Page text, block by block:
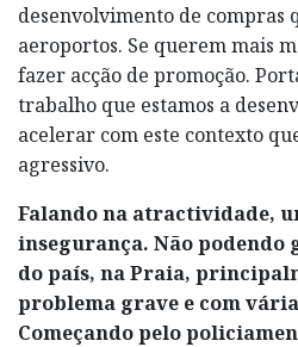
desenvolvimento de compras
aeroportos. Se querem mais
fazer acção de promoção.
trabalho que estamos a
acelerar com este contexto
agressivo.
Falando na atractividade,
insegurança. Não podendo
do país, na Praia,
problema grave e com
Começando pelo